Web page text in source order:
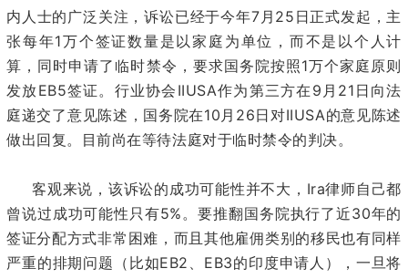
内人士的广泛关注，诉讼已经于今年7 月 25 日正式发起，主
张每年1万个签证数量是以家庭为单位，而不是以个人计
算，同时申请了临时禁令，要求国务院按照 1万个家庭原则
发放EB5签证。行业协会 IIUSA作为第三方在 9 月 21 日向法
庭递交了意见陈述，国务院在10 月 26 日对IIUSA的意见陈述
做出回复。目前尚在等待法庭对于临时禁令的判决。
客观来说，该诉讼的成功可能性并不大， Ira律师自己都
曾说过成功可能性只有5% 。要推翻国务院执行了近30年的
签证分配方式非常困难，而且其他雇佣类别的移民也有同样
严重的排期问题（比如EB2 EB3的印度申请人），一旦将